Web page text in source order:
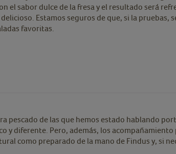
el sabor dulce de la fresa y el resultado será
Estamos seguros de que, si la pruebas,
favoritas.
pescado de las que hemos estado hablando
y diferente. Pero, además, los
como preparado de la mano de Findus y, si